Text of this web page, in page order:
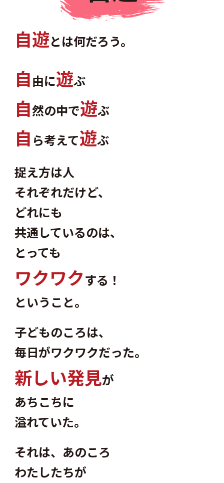
自遊とは何だろう。
自由に遊ぶ
自然の中で遊ぶ
自 ら考えて遊ぶ
捉え方は人
それぞれだけど、
どれにも
共通しているのは、
とっても
ワクワクする！
ということ。
子どものころは、
毎日がワクワクだった。
新しい発見が
あちこちに
溢れていた。
それは、あのころ
わたしたちが